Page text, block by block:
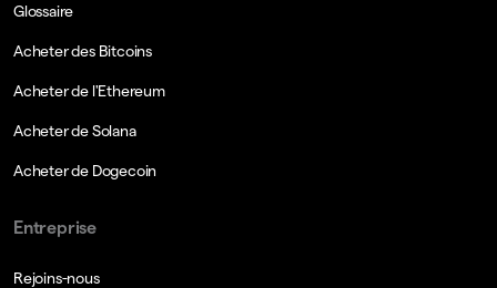
Glossaire
Acheter des Bitcoins
Acheter de l'Ethereum
Acheter de Solana
Acheter de Dogecoin
Entreprise
Rejoins-nous